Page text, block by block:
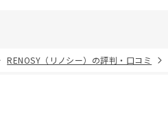
RENOSY（リノシー）の評判・口コミ